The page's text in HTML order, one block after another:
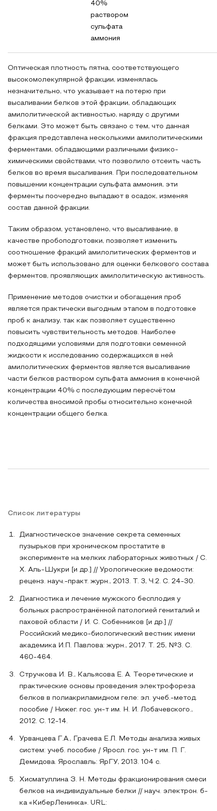
40%
раствором
сульфата
аммония
Оптическая плотность пятна, соответствующего
высокомолекулярной фракции, изменялась
незначительно, что указывает на потерю при
высаливании белков этой фракции, обладающих
амилолитической активностью, наряду с другими
белками. Это может быть связано с тем, что данная
фракция представлена несколькими амилолитическими
ферментами, обладающими различными физико-
химическими свойствами, что позволило отсеить часть
белков во время высаливания. При последовательном
повышении концентрации сульфата аммония, эти
ферменты поочередно выпадают в осадок, изменяя
состав данной фракции.
Таким образом, установлено, что высаливание, в
качестве пробоподготовки, позволяет изменить
соотношение фракций амилолитических ферментов и
может быть использовано для оценки белкового состава
ферментов, проявляющих амилолитическую активность.
Применение методов очистки и обогащения проб
является практически выгодным этапом в подготовке
проб к анализу, так как позволяет существенно
повысить чувствительность методов. Наиболее
подходящими условиями для подготовки семенной
жидкости к исследованию содержащихся в ней
амилолитических ферментов является высаливание
части белков раствором сульфата аммония в конечной
концентрации 40% с последующим пересчётом
количества вносимой пробы относительно конечной
концентрации общего белка.
Список литературы
Диагностическое значение секрета семенных
пузырьков при хроническом простатите в
эксперименте на мелких лабораторных животных / С.
Х. Аль-Шукри [и др.] // Урологические ведомости:
реценз. науч.-практ. журн., 2013. Т. 3, Ч.2. C. 24-30.
Диагностика и лечение мужского бесплодия у
больных распространённой патологией гениталий и
паховой области / И. С. Собенников [и др.] //
Российский медико-биологический вестник имени
академика И.П. Павлова: журн., 2017. Т. 25, №3. С.
460-464.
Стручкова И. В., Кальясова Е. А. Теоретические и
практические основы проведения электрофореза
белков в полиакриламидном геле: эл. учеб.-метод.
пособие / Нижег. гос. ун-т им. Н. И. Лобачевского.,
2012. C. 12-14.
Урванцева Г.А., Грачева Е.Л. Методы анализа живых
систем: учеб. пособие / Яросл. гос. ун-т им. П. Г.
Демидова. Ярославль: ЯрГУ, 2013. 104 с.
Хисматуллина З. Н. Методы фракционирования смеси
белков на индивидуальные белки // науч. электрон. б-
ка «КиберЛенинка». URL: